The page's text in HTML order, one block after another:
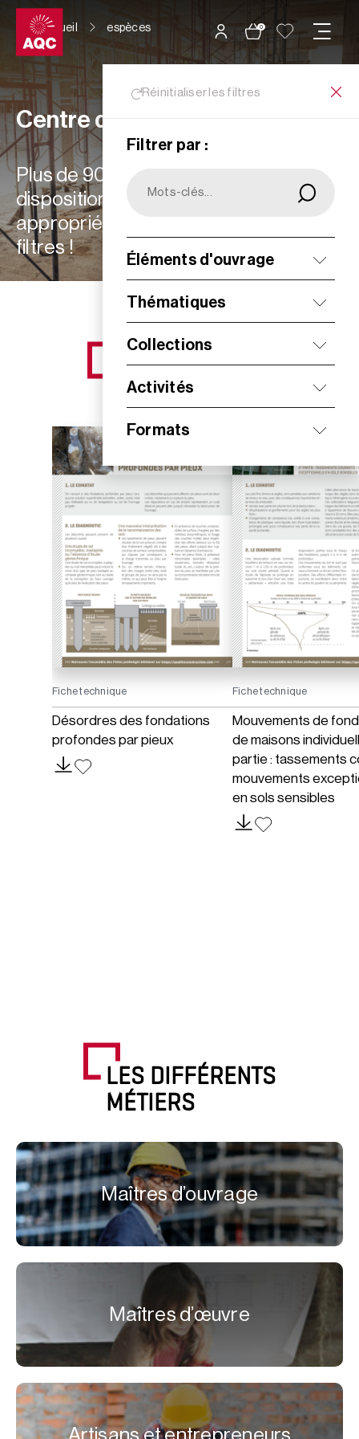
Panneau de gestion des cookies
0
Accueil espèces
Réinitialiser les filtres
Filtrer par :
Éléments d'ouvrage
Thématiques
Collections
Activités
Formats
Centre de ressources
Plus de 900 ressources à votre
disposition : choisissez les plus
appropriées à vos besoins grâce aux
filtres !
NOS NOUVEAUTÉS
Fiche technique
Désordres des fondations
profondes par pieux
Fiche technique
Mouvements de
de maisons
partie : tassements
mouvements
en sols sensibles
LES DIFFÉRENTS
MÉTIERS
Maîtres d’ouvrage
Maîtres d’œuvre
Artisans et entrepreneurs